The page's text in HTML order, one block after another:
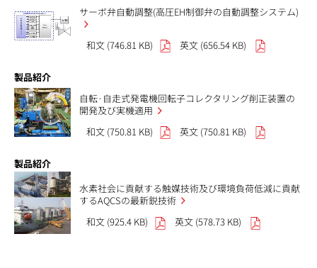
サーボ弁自動調整(高圧EH制御弁の自動調整システム)
和文 (746.81 KB) 英文 (656.54 KB)
製品紹介
自転·自走式発電機回転子コレクタリング削正装置の
開発及び実機適用
和文 (750.81 KB)
英文 (750.81 KB)
製品紹介
水素社会に貢献する触媒技術及び環境負荷低減に貢献
するAQCSの最新鋭技術
和文 (925.4 KB)
英文 (578.73 KB)